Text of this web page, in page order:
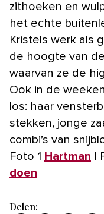
zithoeken en
het echte
Kristels werk als
de hoogte van
waarvan ze de
Ook in de
los: haar
stekken, jonge
combi’s van
Foto 1 Hartman |
doen
Delen: